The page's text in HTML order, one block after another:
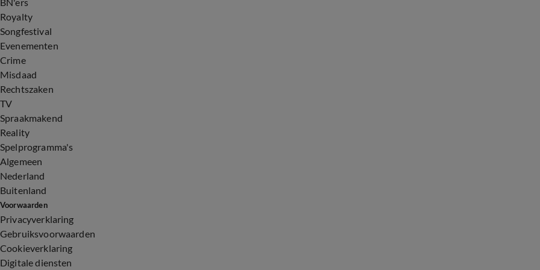
Royalty
Songfestival
Evenementen
Crime
Misdaad
Rechtszaken
TV
Spraakmakend
Reality
Spelprogramma's
Algemeen
Nederland
Buitenland
Voorwaarden
Privacyverklaring
Gebruiksvoorwaarden
Cookieverklaring
Digitale diensten